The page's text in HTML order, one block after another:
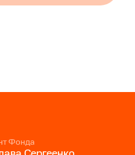
Фонда